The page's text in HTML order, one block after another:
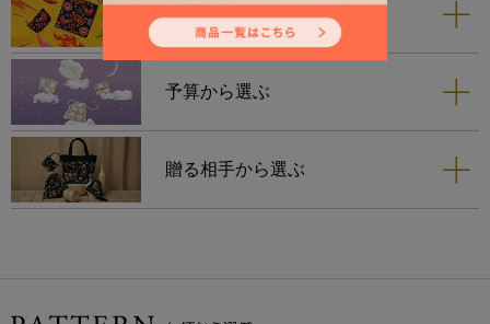
お返しを贈る
予算から選ぶ
贈る相手から選ぶ